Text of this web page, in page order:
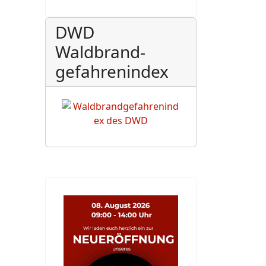
DWD
Waldbrand-
gefahrenindex